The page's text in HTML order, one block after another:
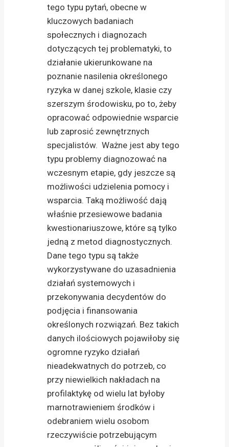
tego typu pytań, obecne w
kluczowych badaniach
społecznych i diagnozach
dotyczących tej problematyki, to
działanie ukierunkowane na
poznanie nasilenia określonego
ryzyka w danej szkole, klasie czy
szerszym środowisku, po to, żeby
opracować odpowiednie wsparcie
lub zaprosić zewnętrznych
specjalistów. Ważne jest aby tego
typu problemy diagnozować na
wczesnym etapie, gdy jeszcze są
możliwości udzielenia pomocy i
wsparcia. Taką możliwość dają
właśnie przesiewowe badania
kwestionariuszowe, które są tylko
jedną z metod diagnostycznych.
Dane tego typu są także
wykorzystywane do uzasadnienia
działań systemowych i
przekonywania decydentów do
podjęcia i finansowania
określonych rozwiązań. Bez takich
danych ilościowych pojawiłoby się
ogromne ryzyko działań
nieadekwatnych do potrzeb, co
przy niewielkich nakładach na
profilaktykę od wielu lat byłoby
marnotrawieniem środków i
odebraniem wielu osobom
rzeczywiście potrzebującym